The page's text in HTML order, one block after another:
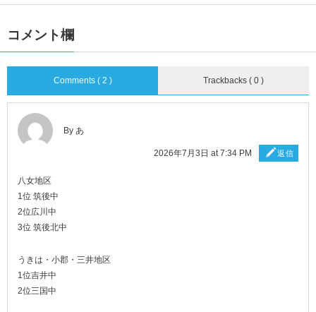
コメント欄
Comments ( 2 ) Trackbacks ( 0 )
By あ
2026年7月3日 at 7:34 PM 返信
八女地区
1位 筑後中
2位広川中
3位 筑後北中
うきは・小郡・三井地区
1位吉井中
2位三国中